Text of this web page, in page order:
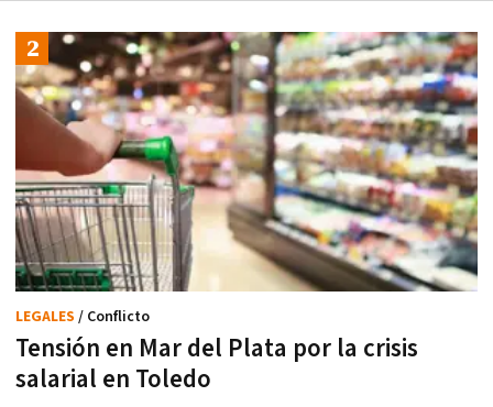
Tensión en Mar del Plata por la crisis
salarial en Toledo
LEGALES / Conflicto